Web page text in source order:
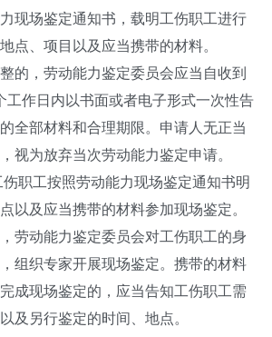
现场鉴定通知书，载明工伤职工进行
点、项目以及应当携带的材料。
，劳动能力鉴定委员会应当自收到
工作日内以书面或者电子形式一次性告
全部材料和合理期限。申请人无正当
视为放弃当次劳动能力鉴定申请。
工按照劳动能力现场鉴定通知书明
以及应当携带的材料参加现场鉴定。
劳动能力鉴定委员会对工伤职工的身
组织专家开展现场鉴定。携带的材料
成现场鉴定的，应当告知工伤职工需
及另行鉴定的时间、地点。